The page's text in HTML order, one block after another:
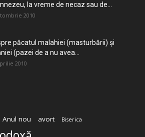
la vreme de necaz sau de...
2010
păcatul malahiei (masturbării) şi
(pazei de a nu avea...
2010
Anul nou avort Biserica